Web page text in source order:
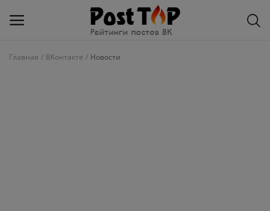
Главная ВКонтакте Новости